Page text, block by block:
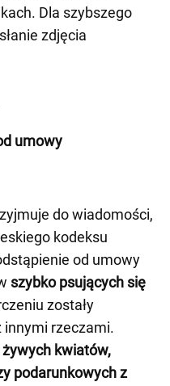
Dla szybszego
zdjęcia
umowy
do wiadomości,
kodeksu
od umowy
szybko psujących się
zostały
innymi rzeczami.
żywych kwiatów,
podarunkowych z